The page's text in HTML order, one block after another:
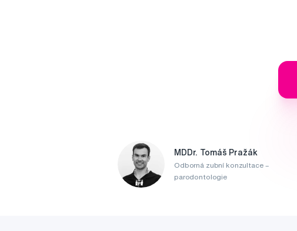
MDDr. Tomáš Pražák
Odborná zubní konzultace –
parodontologie